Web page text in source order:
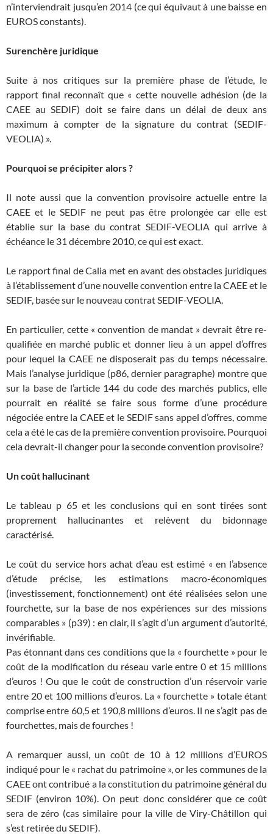
n’interviendrait jusqu’en 2014 (ce qui équivaut à une baisse en
EUROS constants).
Surenchère juridique
Suite à nos critiques sur la première phase de l’étude, le
rapport final reconnaît que « cette nouvelle adhésion (de la
CAEE au SEDIF) doit se faire dans un délai de deux ans
maximum à compter de la signature du contrat (SEDIF-
VEOLIA) ».
Pourquoi se précipiter alors ?
Il note aussi que la convention provisoire actuelle entre la
CAEE et le SEDIF ne peut pas être prolongée car elle est
établie sur la base du contrat SEDIF-VEOLIA qui arrive à
échéance le 31 décembre 2010, ce qui est exact.
Le rapport final de Calia met en avant des obstacles juridiques
à l’établissement d’une nouvelle convention entre la CAEE et le
SEDIF, basée sur le nouveau contrat SEDIF-VEOLIA.
En particulier, cette « convention de mandat » devrait être re-
qualifiée en marché public et donner lieu à un appel d’offres
pour lequel la CAEE ne disposerait pas du temps nécessaire.
Mais l’analyse juridique (p86, dernier paragraphe) montre que
sur la base de l’article 144 du code des marchés publics, elle
pourrait en réalité se faire sous forme d’une procédure
négociée entre la CAEE et le SEDIF sans appel d’offres, comme
cela a été le cas de la première convention provisoire. Pourquoi
cela devrait-il changer pour la seconde convention provisoire?
Un coût hallucinant
Le tableau p 65 et les conclusions qui en sont tirées sont
proprement hallucinantes et relèvent du bidonnage
caractérisé.
Le coût du service hors achat d’eau est estimé « en l’absence
d’étude précise, les estimations macro-économiques
(investissement, fonctionnement) ont été réalisées selon une
fourchette, sur la base de nos expériences sur des missions
comparables » (p39) : en clair, il s’agit d’un argument d’autorité,
invérifiable.
Pas étonnant dans ces conditions que la « fourchette » pour le
coût de la modification du réseau varie entre 0 et 15 millions
d’euros ! Ou que le coût de construction d’un réservoir varie
entre 20 et 100 millions d’euros. La « fourchette » totale étant
comprise entre 60,5 et 190,8 millions d’euros. Il ne s’agit pas de
fourchettes, mais de fourches !
A remarquer aussi, un coût de 10 à 12 millions d’EUROS
indiqué pour le « rachat du patrimoine », or les communes de la
CAEE ont contribué a la constitution du patrimoine général du
SEDIF (environ 10%). On peut donc considérer que ce coût
sera de zéro (cas similaire pour la ville de Viry-Châtillon qui
s’est retirée du SEDIF).